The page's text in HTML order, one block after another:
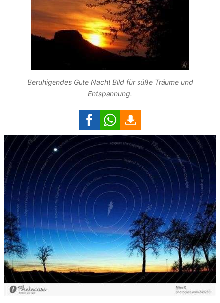
Beruhigendes Gute Nacht Bild für süße Träume und
Entspannung.